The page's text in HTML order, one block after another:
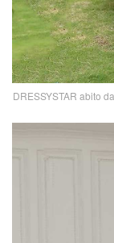
DRESSYSTAR abito